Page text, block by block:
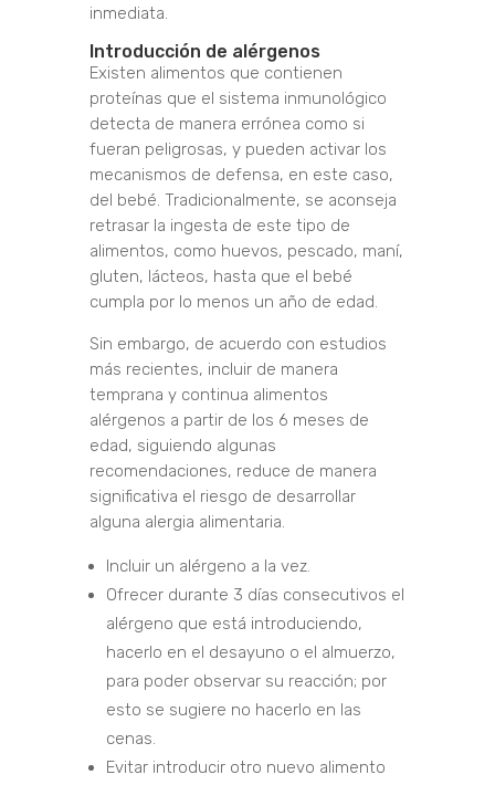
inmediata.
Introducción de alérgenos
Existen alimentos que contienen
proteínas que el sistema inmunológico
detecta de manera errónea como si
fueran peligrosas, y pueden activar los
mecanismos de defensa, en este caso,
del bebé. Tradicionalmente, se aconseja
retrasar la ingesta de este tipo de
alimentos, como huevos, pescado, maní,
gluten, lácteos, hasta que el bebé
cumpla por lo menos un año de edad.
Sin embargo, de acuerdo con estudios
más recientes, incluir de manera
temprana y continua alimentos
alérgenos a partir de los 6 meses de
edad, siguiendo algunas
recomendaciones, reduce de manera
significativa el riesgo de desarrollar
alguna alergia alimentaria.
Incluir un alérgeno a la vez.
Ofrecer durante 3 días consecutivos el
alérgeno que está introduciendo,
hacerlo en el desayuno o el almuerzo,
para poder observar su reacción; por
esto se sugiere no hacerlo en las
cenas.
Evitar introducir otro nuevo alimento